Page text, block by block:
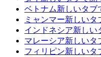
ベトナム新しいタブ
ミャンマー新しいタ
インドネシア新しい
マレーシア新しいタ
フィリピン新しいタ